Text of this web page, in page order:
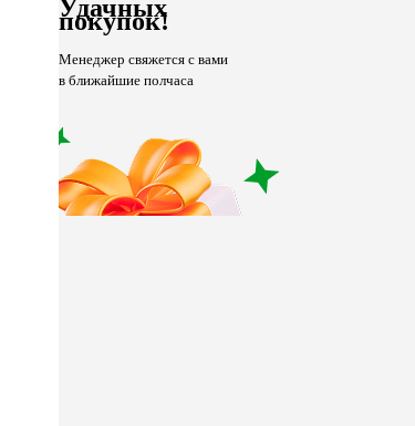
Удачных
покупок!
Менеджер свяжется с вами
в ближайшие полчаса